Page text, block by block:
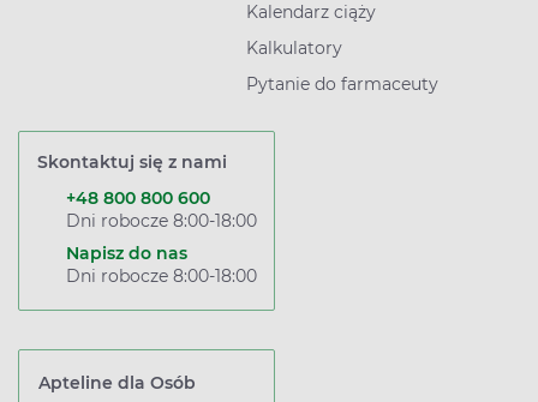
Kalendarz ciąży
Kalkulatory
Pytanie do farmaceuty
Skontaktuj się z nami
+48 800 800 600
Dni robocze 8:00-18:00
Napisz do nas
Dni robocze 8:00-18:00
Apteline dla Osób